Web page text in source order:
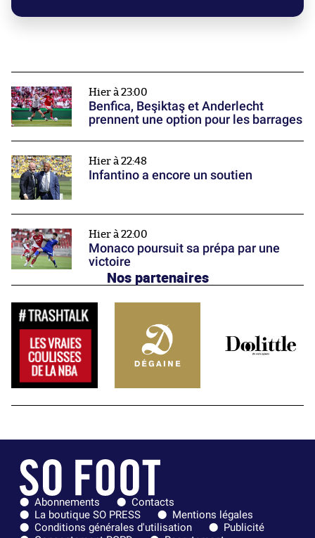
Hier à 23:00
Benfica, Beşiktaş et Anderlecht
prennent une option pour les barrages
Hier à 22:48
Infantino a encore un soutien
Hier à 22:00
Monaco poursuit sa prépa par une
victoire
Nos partenaires
Abonnements
Contacts
La boutique SO PRESS
Mentions légales
Conditions générales d'utilisation
Publicité